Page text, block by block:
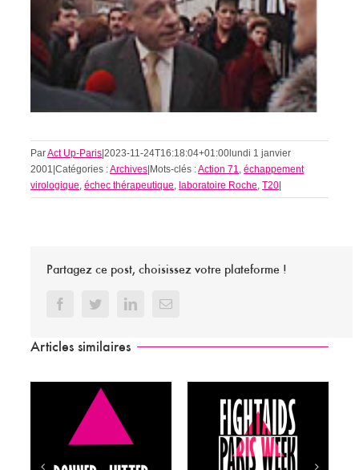
ParAct Up-Paris 2023-11-24T16:18:04+01:00 lundi 1 janvier
2001 Catégories :Archives Mots-clés :Action 71, échappement
virologique, échec thérapeutique, laboratoire Roche, T20
Partagez ce post, choisissez votre plateforme !
FacebookTwitterLinkedInEmail
Articles similaires